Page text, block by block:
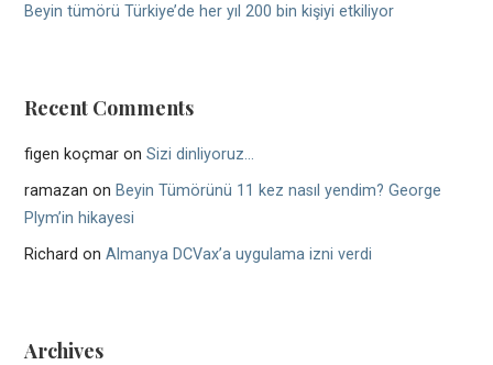
Beyin tümörü Türkiye’de her yıl 200 bin kişiyi etkiliyor
Recent Comments
figen koçmar onSizi dinliyoruz…
ramazan on Beyin Tümörünü 11 kez nasıl yendim? George
Plym’in hikayesi
Richard onAlmanya DCVax’a uygulama izni verdi
Archives